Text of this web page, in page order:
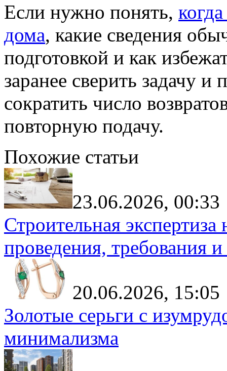
Если нужно понять,
дома, какие сведения
подготовкой и как
заранее сверить задачу
сократить число
повторную подачу.
Похожие статьи
23.06.2026, 00:33
Строительная
проведения, требования
20.06.2026, 15:05
Золотые серьги с
минимализма